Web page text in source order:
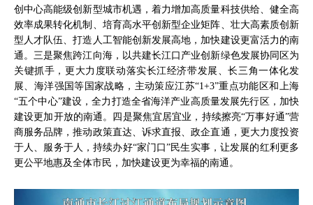
创中心高能级创新型城市机遇，着力增加高质量科技供给、健全高
效率成果转化机制、培育高水平创新型企业矩阵、壮大高素质创新
型人才队伍、打造人工智能创新发展高地，加快建设更富活力的南
通。三是聚焦跨江向海，以共建长江口产业创新绿色发展协同区为
关键抓手，更大力度联动落实长江经济带发展、长三角一体化发
展、海洋强国等国家战略，主动策应江苏“1+3”重点功能区和上海
“五个中心”建设，全力打造全省海洋产业高质量发展先行区，加快
建设更加开放的南通。四是聚焦宜居宜业，持续擦亮“万事好通”营
商服务品牌，推动政策直达、诉求直报、政企直通，更大力度投资
于人、服务于人，持续办好“家门口”民生实事，让发展的红利更多
更公平地惠及全体市民，加快建设更为幸福的南通。